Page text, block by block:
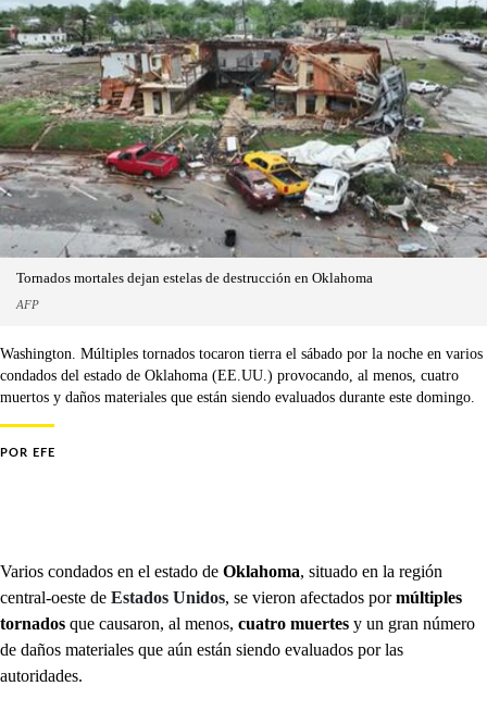
Tornados mortales dejan estelas de destrucción en Oklahoma
AFP
Washington. Múltiples tornados tocaron tierra el sábado por la noche en varios
condados del estado de Oklahoma (EE.UU.) provocando, al menos, cuatro
muertos y daños materiales que están siendo evaluados durante este domingo.
POR EFE
Varios condados en el estado de Oklahoma, situado en la región
central-oeste de Estados Unidos, se vieron afectados pormúltiples
tornados que causaron, al menos, cuatro muertes y un gran número
de daños materiales que aún están siendo evaluados por las
autoridades.